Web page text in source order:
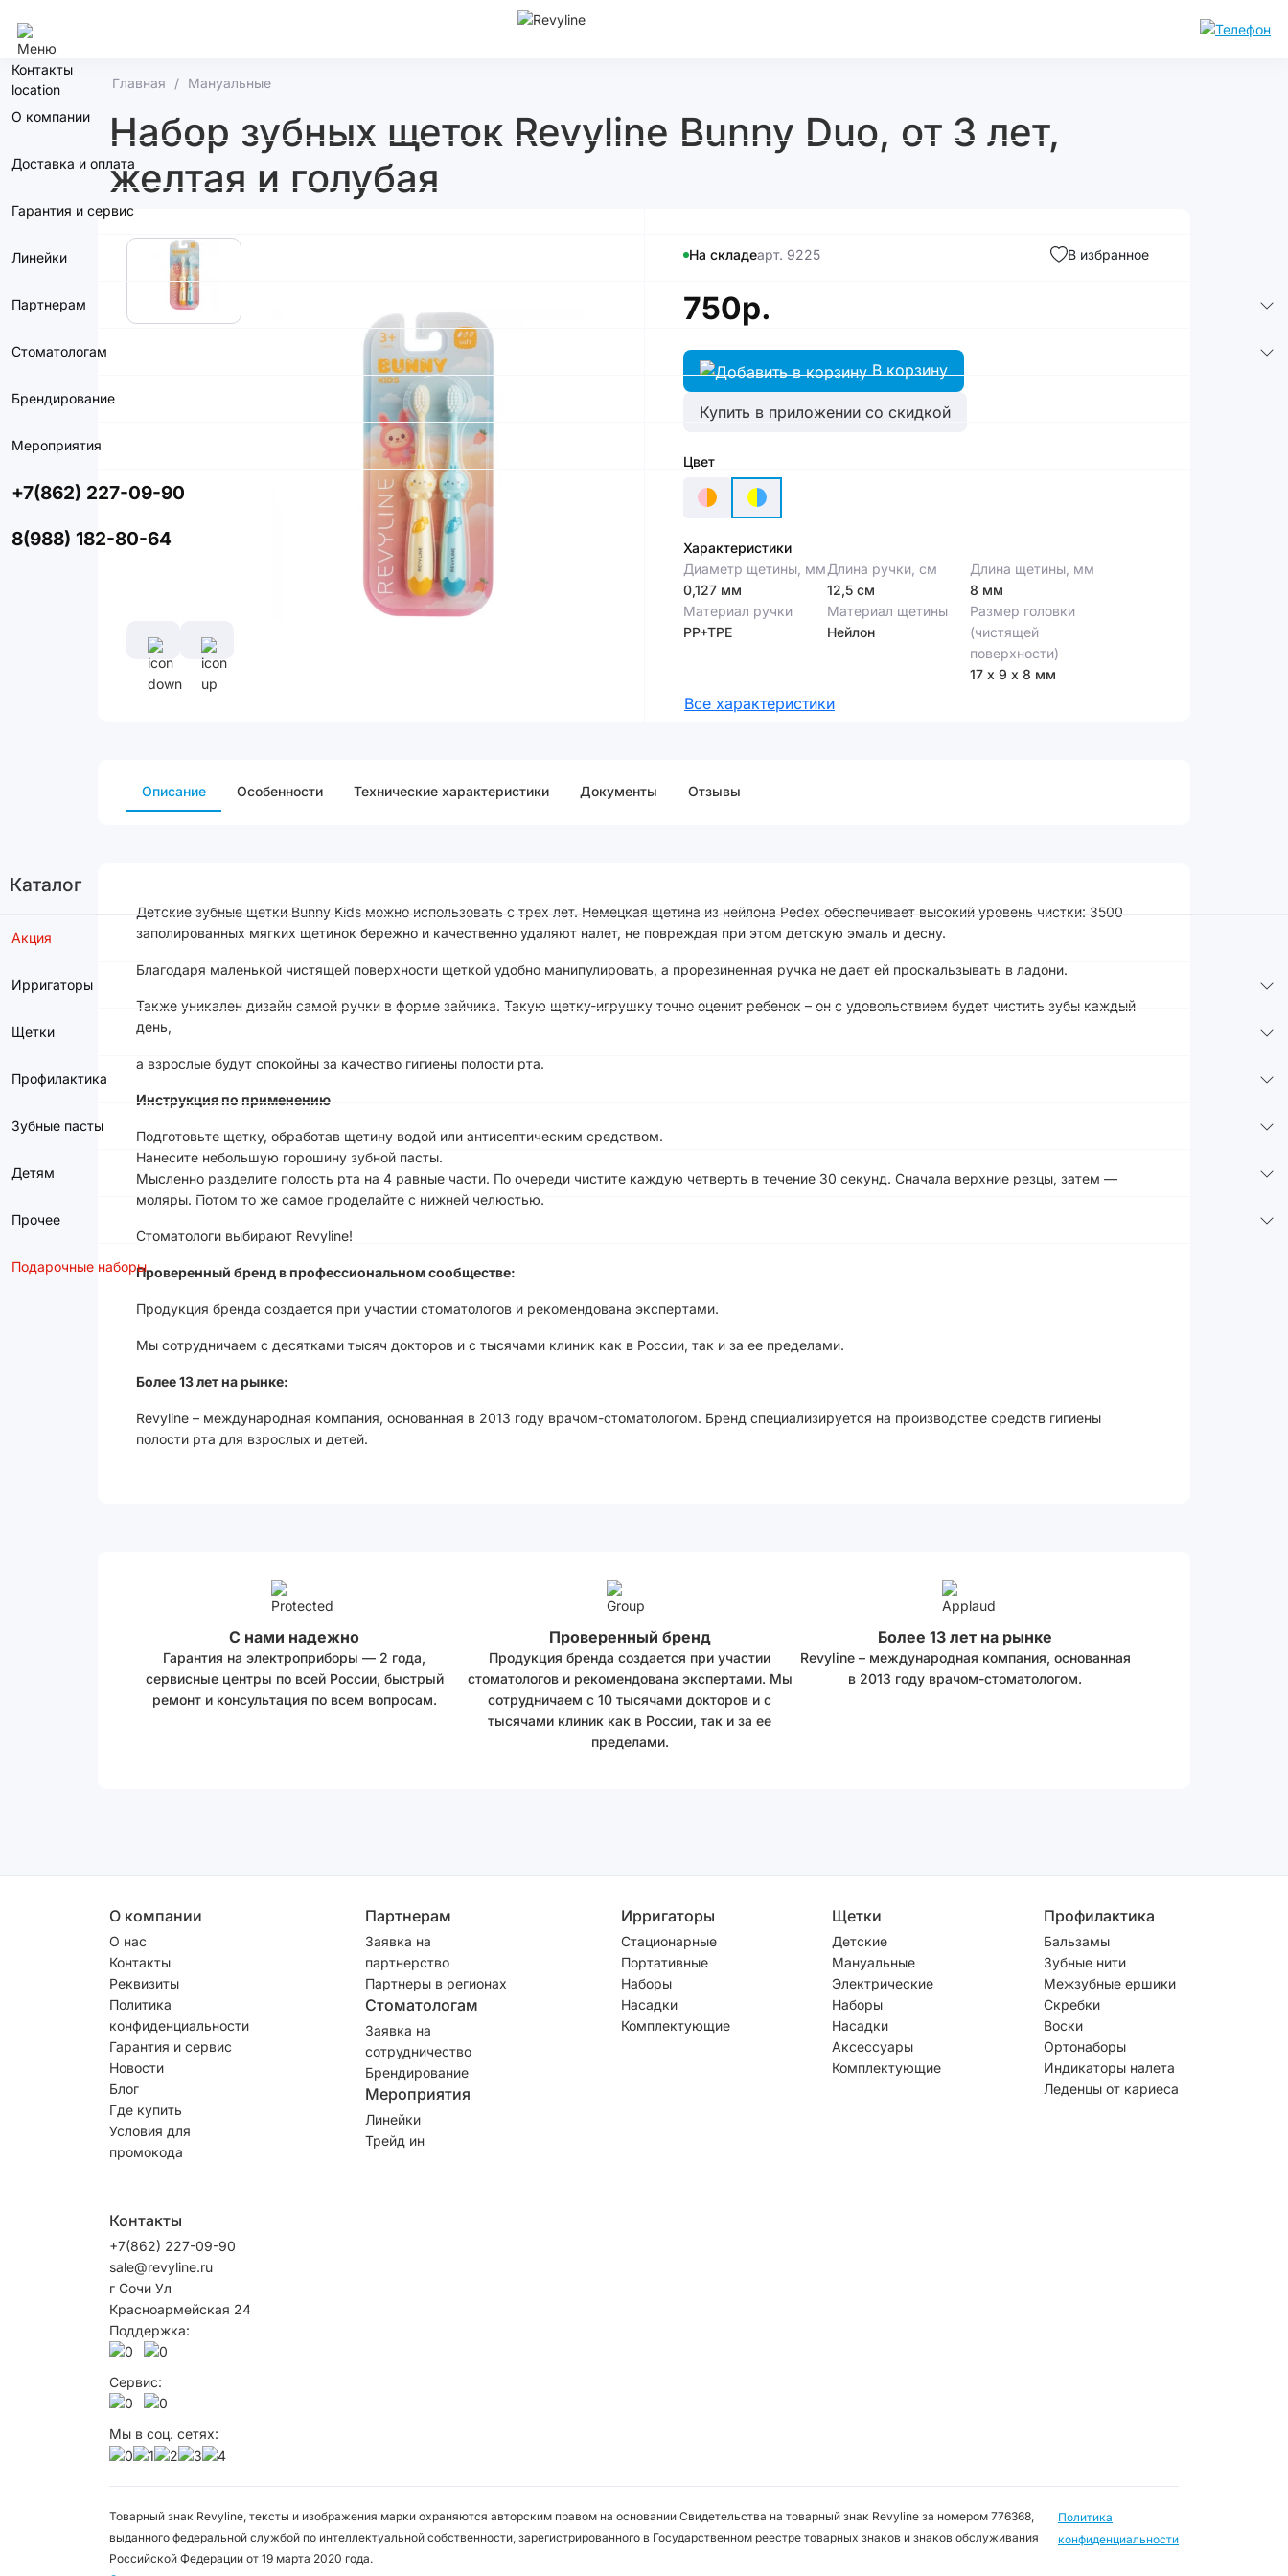
Контакты
О компании
Доставка и оплата
Гарантия и сервис
Линейки
Партнерам
Стоматологам
Брендирование
Мероприятия
+7(862) 227-09-90
8(988) 182-80-64
Каталог
Акция
Ирригаторы
Щетки
Профилактика
Зубные пасты
Детям
Прочее
Подарочные наборы
Главная Мануальные
Набор зубных щеток Revyline Bunny Duo, от 3 лет,
желтая и голубая
На складеарт. 9225 В избранное
750р.
В корзину
Купить в приложении со скидкой
Цвет
Характеристики
Диаметр щетины, мм
0,127 мм
Длина ручки, см
12,5 см
Длина щетины, мм
8 мм
Материал ручки
PP+TPE
Материал щетины
Нейлон
Размер головки
(чистящей
поверхности)
17 х 9 х 8 мм
Все характеристики
Описание Особенности Технические характеристики Документы Отзывы
Детские зубные щетки Bunny Kids можно использовать с трех лет. Немецкая щетина из нейлона Pedex обеспечивает высокий уровень чистки: 3500
заполированных мягких щетинок бережно и качественно удаляют налет, не повреждая при этом детскую эмаль и десну.
Благодаря маленькой чистящей поверхности щеткой удобно манипулировать, а прорезиненная ручка не дает ей проскальзывать в ладони.
Также уникален дизайн самой ручки в форме зайчика. Такую щетку-игрушку точно оценит ребенок – он с удовольствием будет чистить зубы каждый
день,
а взрослые будут спокойны за качество гигиены полости рта.
Инструкция по применению
Подготовьте щетку, обработав щетину водой или антисептическим средством.
Нанесите небольшую горошину зубной пасты.
Мысленно разделите полость рта на 4 равные части. По очереди чистите каждую четверть в течение 30 секунд. Сначала верхние резцы, затем —
моляры. Потом то же самое проделайте с нижней челюстью.
Стоматологи выбирают Revyline!
Проверенный бренд в профессиональном сообществе:
Продукция бренда создается при участии стоматологов и рекомендована экспертами.
Мы сотрудничаем с десятками тысяч докторов и с тысячами клиник как в России, так и за ее пределами.
Более 13 лет на рынке:
Revyline – международная компания, основанная в 2013 году врачом-стоматологом. Бренд специализируется на производстве средств гигиены
полости рта для взрослых и детей.
С нами надежно
Гарантия на электроприборы — 2 года,
сервисные центры по всей России, быстрый
ремонт и консультация по всем вопросам.
Проверенный бренд
Продукция бренда создается при участии
стоматологов и рекомендована экспертами. Мы
сотрудничаем с 10 тысячами докторов и с
тысячами клиник как в России, так и за ее
пределами.
Более 13 лет на рынке
Revyline – международная компания, основанная
в 2013 году врачом-стоматологом.
О компании
О нас
Контакты
Реквизиты
Политика
конфиденциальности
Гарантия и сервис
Новости
Блог
Где купить
Условия для
промокода
Партнерам
Заявка на
партнерство
Партнеры в регионах
Стоматологам
Заявка на
сотрудничество
Брендирование
Мероприятия
Линейки
Трейд ин
Ирригаторы
Стационарные
Портативные
Наборы
Насадки
Комплектующие
Щетки
Детские
Мануальные
Электрические
Наборы
Насадки
Аксессуары
Комплектующие
Профилактика
Бальзамы
Зубные нити
Межзубные ершики
Скребки
Воски
Ортонаборы
Индикаторы налета
Леденцы от кариеса
Контакты
+7(862) 227-09-90
sale@revyline.ru
г Сочи Ул
Красноармейская 24
Поддержка:
Сервис:
Мы в соц. сетях:
Товарный знак Revyline, тексты и изображения марки охраняются авторским правом на основании Свидетельства на товарный знак Revyline за номером 776368,
выданного федеральной службой по интеллектуальной собственности, зарегистрированного в Государственном реестре товарных знаков и знаков обслуживания
Российской Федерации от 19 марта 2020 года.
Политика
конфиденциальности